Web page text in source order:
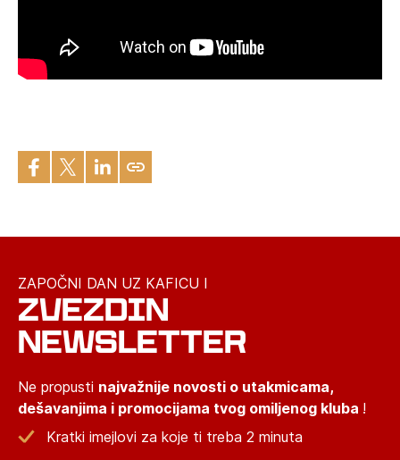
ZAPOČNI DAN UZ KAFICU I
ZVEZDIN
NEWSLETTER
Ne propusti najvažnije novosti o utakmicama,
dešavanjima i promocijama tvog omiljenog kluba !
Kratki imejlovi za koje ti treba 2 minuta